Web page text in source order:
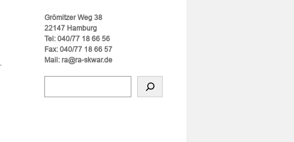
Grömitzer Weg 38
22147 Hamburg
Tel: 040/77 18 66 56
Fax: 040/77 18 66 57
Mail: ra@ra-skwar.de